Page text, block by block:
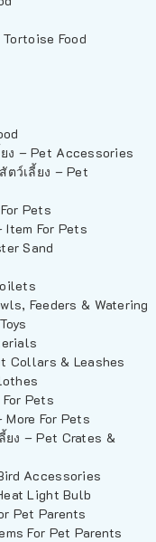
Food
– Pet Accessories
ว์เลี้ยง – Pet
Pets
For Pets
Sand
Feeders & Watering
Collars & Leashes
Pets
For Pets
ง – Pet Crates &
Accessories
Light Bulb
Pet Parents
For Pet Parents